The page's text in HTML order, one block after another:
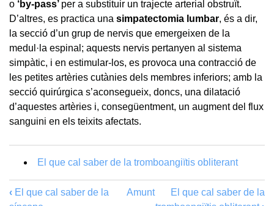
o ‘by-pass’ per a substituir un trajecte arterial obstruït.
D’altres, es practica una simpatectomia lumbar, és a dir,
la secció d’un grup de nervis que emergeixen de la
medul·la espinal; aquests nervis pertanyen al sistema
simpàtic, i en estimular-los, es provoca una contracció de
les petites artèries cutànies dels membres inferiors; amb la
secció quirúrgica s’aconsegueix, doncs, una dilatació
d’aquestes artèries i, consegüentment, un augment del flux
sanguini en els teixits afectats.
El que cal saber de la tromboangiïtis obliterant
‹ El que cal saber de la
Amunt
El que cal saber de la